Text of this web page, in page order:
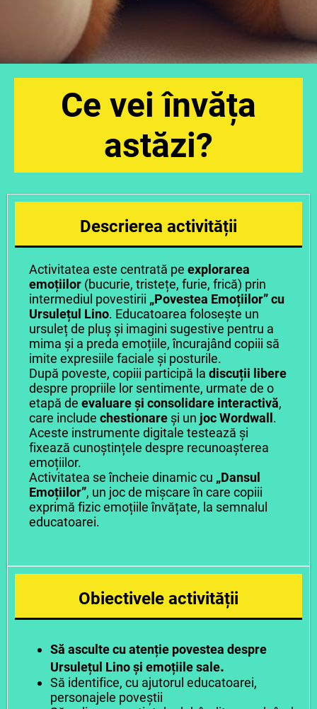
Ce vei învăța
astăzi?
Descrierea activității
Activitatea este centrată pe explorarea
emoțiilor (bucurie, tristețe, furie, frică) prin
intermediul povestirii „Povestea Emoțiilor” cu
Ursulețul Lino. Educatoarea folosește un
ursuleț de pluș și imagini sugestive pentru a
mima și a preda emoțiile, încurajând copiii să
imite expresiile faciale și posturile.
După poveste, copiii participă la discuții libere
despre propriile lor sentimente, urmate de o
etapă de evaluare și consolidare interactivă,
care include chestionare și un joc Wordwall .
Aceste instrumente digitale testează și
fixează cunoștințele despre recunoașterea
emoțiilor.
Activitatea se încheie dinamic cu „Dansul
Emoțiilor”, un joc de mișcare în care copiii
exprimă fizic emoțiile învățate, la semnalul
educatoarei.
Obiectivele activității
Să asculte cu atenție povestea despre
Ursulețul Lino și emoțiile sale.
Să identifice, cu ajutorul educatoarei,
personajele poveștii